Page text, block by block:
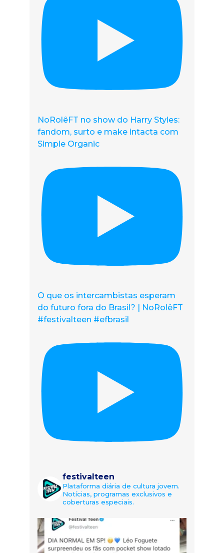
NoRolêFT no show do Harry Styles:
fandom, surto e make intacta com
Simple Organic
O que os intercambistas esperam
do futuro fora do Brasil? | NoRolêFT
#festivalteen #efbrasil
festivalteen
Plataforma diária de cultura jovem.
Notícias, programas exclusivos e
coberturas especiais.